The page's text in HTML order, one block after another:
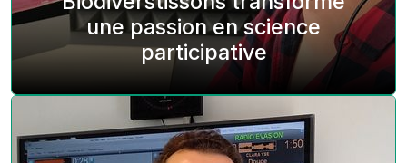
une passion en science
participative